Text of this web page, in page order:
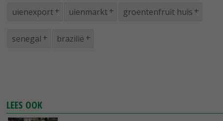
uienexport uienmarkt groentenfruit huis
senegal brazilië
LEES OOK